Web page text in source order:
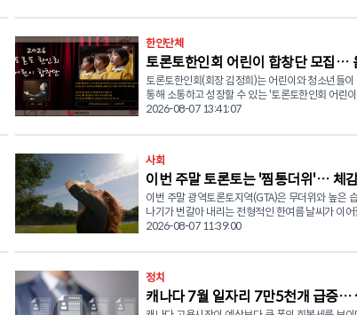
서비스(SNS)에 공개한 서한에서 "연방정부가 시행
발유와 경유에 대한 소비세 면제 조치를 최소 2027
일까지 연장하거나 아예 영구화해야 한다"고 촉구했
드 총리는 "오는 9월 7일 노동절에 종료 예정인 이
생활비 상승과 미국의 관세 정책으로 인한 경제적
속에서 어려움을 겪는 국민들에게 꼭 필요한 지원"
강조했다. 현재 시행 중인 연방 유류 소비세 면제는 지난 4
서민들의 부담을 줄이기 위해 한시적으로 도입한 조
경유는 리터당 4센트를 절감할 수 있게 됐다. 포드 총리는
"연방정부도 온타리오주처럼 주민들의 생활비 부담
기 위한 적극적인 정책을 추진해야 한다"며 "유류세
영구적으로 유지하는 방안도 검토할 필요가 있다"
다. 온타리오주는 이미 지난 2022년 7월부터 주정부 휘발
유세를 리터당 5.7센트, 경유세를 리터당 5.3센트
9센트 수준으로 유지되고 있다. 한편 연방 보수당의 피에르
폴리에브르(Pierre Poilievre) 대표도 자유당 정부에
류 소비세뿐 아니라 휘발유와 경유에 부과되는 연
한인단체
토론토한인회 어린이 합창단 모집…
으로 하나 되는 미래세대
토론토한인회(회장 김정희)는 어린이와 청소년들이
통해 소통하고 성장할 수 있는 '토론토한인회 어린
년 합창단'을 새롭게 창단한다. 이번 합창단은 ‘음악으로 하
·청소년을 대상으로 운영된다. 리허설은 영어로 진
국적과 문화적 배경에 관계없이 음악에 관심과 열
모든 학생에게 참여 기회를 제공한다. 합창단은 오는 10월
1일(목) 첫 오리엔테이션 및 리허설을 시작으로 매
일 오후 5시 30분부터 7시 15분까지 토론토 한인회
기 리허설을 진행한다. 단원들은 체계적인 음악교육과 합창
훈련을 통해 음악적 기초와 앙상블 역량을 쌓은 뒤,
무대를 선보일 예정이다. 합창단의 음악감독 및 지휘는 캐
줄리어드 음악대학을 비롯한 다양한 음악교육기관
학하며 폭넓은 교육 및 연주 경험을 쌓은 서 지휘자
실력 향상뿐 아니라 학생들의 전반적인 음악적 소
2026-08-07 13:41:07
사회
이번 주말 토론토는 '찜통더위'… 체
도, 소나기·천둥번개까지
이번 주말 광역토론토지역(GTA)은 무더위와 높은
나기가 번갈아 내리는 전형적인 한여름 날씨가 이
이다. 캐나다 환경부에 따르면 8월 7일(금) 토론토는 최고기
확률의 소나기와 함께 천둥번개가 발생할 가능성이
또한 습도도 높아서 체감온도는 34도까지 오를 것
상되며 밤 최저기온은 영상 21도가 되 전망이다. 8월 8일
(토)은 이번 주말 가운데 가장 무더운 날이 될 것으
는 가운데 낮 최고기온은 29도, 체감온도는 37도까
2026-08-07 11:39:00
정치
캐나다 7월 일자리 7만5천개 급증…